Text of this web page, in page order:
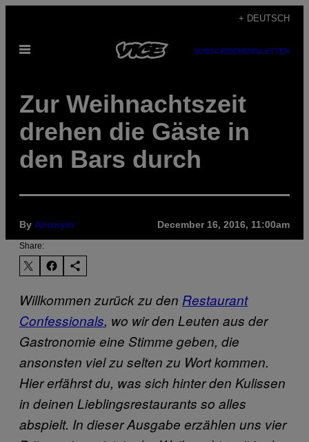
content
+ DEUTSCH
Open
SUBSCRIBENEWSLETTER
Zur Weihnachtszeit
drehen die Gäste in
den Bars durch
By Anonym December 16, 2016, 11:00am
Share:
Willkommen zurück zu den Restaurant
Confessionals, wo wir den Leuten aus der
Gastronomie eine Stimme geben, die
ansonsten viel zu selten zu Wort kommen.
Hier erfährst du, was sich hinter den Kulissen
in deinen Lieblingsrestaurants so alles
abspielt. In dieser Ausgabe erzählen uns vier